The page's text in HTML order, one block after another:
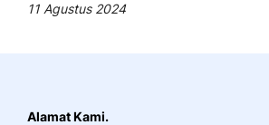
11 Agustus 2024
Alamat Kami.